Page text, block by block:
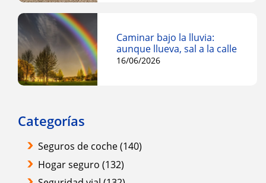
Caminar bajo la lluvia:
aunque llueva, sal a la calle
16/06/2026
Categorías
Seguros de coche(140)
Hogar seguro (132)